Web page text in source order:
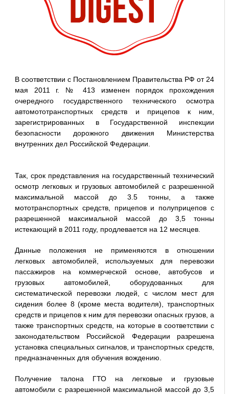
В соответствии с Постановлением Правительства РФ от 24
мая 2011 г. № 413 изменен порядок прохождения
очередного государственного технического осмотра
автомототранспортных средств и прицепов к ним,
зарегистрированных в Государственной инспекции
безопасности дорожного движения Министерства
внутренних дел Российской Федерации.
Так, срок представления на государственный технический
осмотр легковых и грузовых автомобилей с разрешенной
максимальной массой до 3.5 тонны, а также
мототранспортных средств, прицепов и полуприцепов с
разрешенной максимальной массой до 3,5 тонны
истекающий в 2011 году, продлевается на 12 месяцев.
Данные положения не применяются в отношении
легковых автомобилей, используемых для перевозки
пассажиров на коммерческой основе, автобусов и
грузовых автомобилей, оборудованных для
систематической перевозки людей, с числом мест для
сидения более 8 (кроме места водителя), транспортных
средств и прицепов к ним для перевозки опасных грузов, а
также транспортных средств, на которые в соответствии с
законодательством Российской Федерации разрешена
установка специальных сигналов, и транспортных средств,
предназначенных для обучения вождению.
Получение талона ГТО на легковые и грузовые
автомобили с разрешенной максимальной массой до 3,5